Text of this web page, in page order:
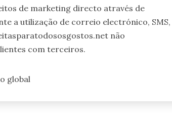
de marketing directo através de
a utilização de correio electrónico, SMS,
não
com terceiros.
global